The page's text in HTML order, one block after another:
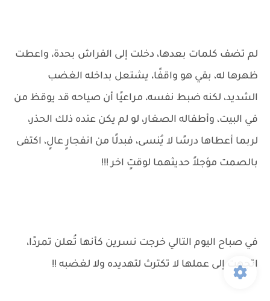
لم تضف كلمات بعدها، دخلت إلى الفراش بحدة، واعطت
ظهرها له، بقي هو واقفًا، يشتعل بداخله الغضب
الشديد، لكنه ضبط نفسه، مراعيًا أن صياحه قد يوقظ من
في البيت، وأطفاله الصغار، لو لم يكن عنده ذلك الحذر،
لربما أعطاها درسًا لا يُنسى، فبدلًا من انفجارٍ عالٍ، اكتفى
بالصمت مؤجلاً حديثهما لوقتٍ اخر !!!
في صباح اليوم التالي خرجت نسرين كأنها تُعلن تمردًا،
اتجهت إلى عملها لا تكترث لتهديده ولا لغضبه !!